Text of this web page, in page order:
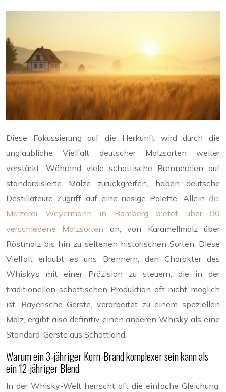
Diese Fokussierung auf die Herkunft wird durch die
unglaubliche Vielfalt deutscher Malzsorten weiter
verstärkt. Während viele schottische Brennereien auf
standardisierte Malze zurückgreifen, haben deutsche
Destillateure Zugriff auf eine riesige Palette. Allein die
Mälzerei Weyermann in Bamberg bietet über 90
verschiedene Malzsorten an, von Karamellmalz über
Röstmalz bis hin zu seltenen historischen Sorten. Diese
Vielfalt erlaubt es uns Brennern, den Charakter des
Whiskys mit einer Präzision zu steuern, die in der
traditionellen schottischen Produktion oft nicht möglich
ist. Bayerische Gerste, verarbeitet zu einem speziellen
Malz, ergibt also definitiv einen anderen Whisky als eine
Standard-Gerste aus Schottland.
Warum ein 3-jähriger Korn-Brand komplexer sein kann als
ein 12-jähriger Blend
In der Whisky-Welt herrscht oft die einfache Gleichung: